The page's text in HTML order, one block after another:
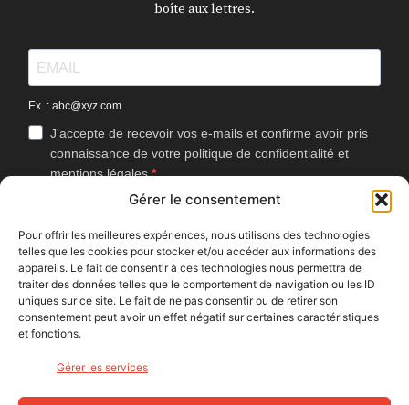
Gérer le consentement
Pour offrir les meilleures expériences, nous utilisons des technologies
telles que les cookies pour stocker et/ou accéder aux informations des
appareils. Le fait de consentir à ces technologies nous permettra de
traiter des données telles que le comportement de navigation ou les ID
uniques sur ce site. Le fait de ne pas consentir ou de retirer son
consentement peut avoir un effet négatif sur certaines caractéristiques
et fonctions.
Gérer les services
boîte aux lettres.
Ex. : abc@xyz.com
J'accepte de recevoir vos e-mails et confirme avoir pris
connaissance de votre politique de confidentialité et
mentions légales.
Vous pouvez vous désinscrire à tout moment en cliquant sur le lien
J'accepte que Bike Café mesure l'ouverture des
newsletters afin d'améliorer les contenus proposés.
S'INSCRIRE